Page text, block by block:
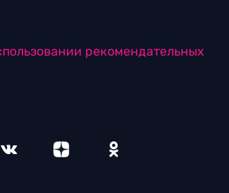
рекомендательных